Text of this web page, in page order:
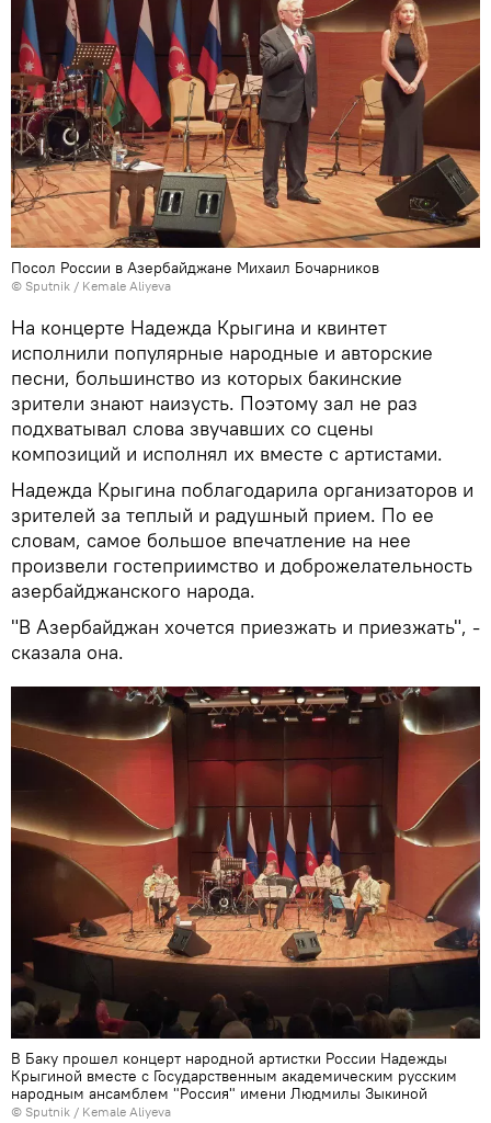
Посол России в Азербайджане Михаил Бочарников
© Sputnik / Kemale Aliyeva
На концерте Надежда Крыгина и квинтет
исполнили популярные народные и авторские
песни, большинство из которых бакинские
зрители знают наизусть. Поэтому зал не раз
подхватывал слова звучавших со сцены
композиций и исполнял их вместе с артистами.
Надежда Крыгина поблагодарила организаторов и
зрителей за теплый и радушный прием. По ее
словам, самое большое впечатление на нее
произвели гостеприимство и доброжелательность
азербайджанского народа.
"В Азербайджан хочется приезжать и приезжать", -
сказала она.
В Баку прошел концерт народной артистки России Надежды
Крыгиной вместе с Государственным академическим русским
народным ансамблем "Россия" имени Людмилы Зыкиной
© Sputnik / Kemale Aliyeva